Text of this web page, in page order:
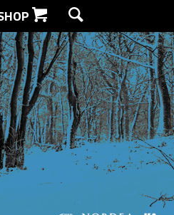
SEARCH